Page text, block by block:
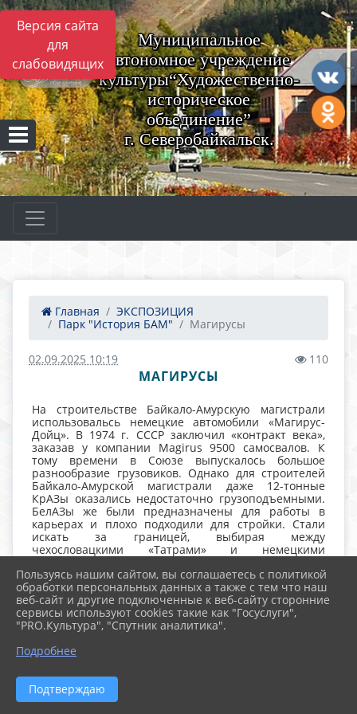
Версия сайта
для
слабовидящих
Муниципальное
автономное учреждение
культуры“Художественно-
историческое
объединение”
г. Северобайкальск.
Главная
ЭКСПОЗИЦИЯ
Парк "История БАМ"
Магирусы
02.09.2025 10:19 110
МАГИРУСЫ
На строительстве Байкало-Амурскую магистрали
использовальсь немецкие автомобили «Магирус-
Дойц». В 1974 г. СССР заключил «контракт века»,
заказав у компании Magirus 9500 самосвалов. К
тому времени в Союзе выпускалось большое
разнообразие грузовиков. Однако для строителей
Байкало-Амурской магистрали даже 12-тонные
КрАЗы оказались недостаточно грузоподъемными.
БелАЗы же были предназначены для работы в
карьерах и плохо подходили для стройки. Стали
искать за границей, выбирая между
чехословацкими «Татрами» и немецкими
достаточное количество машин, и это определило
выбор в пользу самосвалов Magirus 290D26K
грузоподъемностью 16,6 т.
«Магирусы» оказались отлично приспособлены для
охлаждения не требовали антифриза и
славились невероятной надежностью и
экономичностью.
Пользуясь нашим сайтом, вы соглашаетесь с политикой
обработки персональных данных а также с тем что наш
веб-сайт и другие подключенные к веб-сайту сторонние
сервисы используют cookies такие как "Госуслуги",
"PRO.Культура", "Спутник аналитика".
Подробнее
Подтверждаю